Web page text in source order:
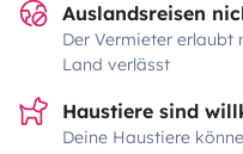
Auslandsreisen
Der Vermieter erlaubt
Land verlässt
Haustiere sind
Deine Haustiere